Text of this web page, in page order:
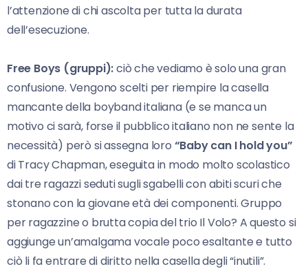
l’attenzione di chi ascolta per tutta la durata
dell’esecuzione.
Free Boys (gruppi):ciò che vediamo è solo una gran
confusione. Vengono scelti per riempire la casella
mancante della boyband italiana (e se manca un
motivo ci sarà, forse il pubblico italiano non ne sente la
necessità) però si assegna loro “Baby can I hold you”
di Tracy Chapman, eseguita in modo molto scolastico
dai tre ragazzi seduti sugli sgabelli con abiti scuri che
stonano con la giovane età dei componenti. Gruppo
per ragazzine o brutta copia del trio Il Volo? A questo si
aggiunge un’amalgama vocale poco esaltante e tutto
ciò li fa entrare di diritto nella casella degli “inutili”.